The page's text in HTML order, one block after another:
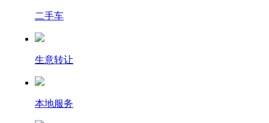
二手车
生意转让
本地服务